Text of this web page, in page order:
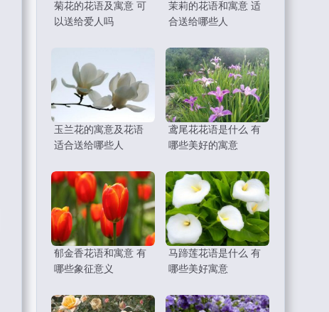
菊花的花语及寓意 可
以送给爱人吗
茉莉的花语和寓意 适
合送给哪些人
玉兰花的寓意及花语
适合送给哪些人
鸢尾花花语是什么 有
哪些美好的寓意
郁金香花语和寓意 有
哪些象征意义
马蹄莲花语是什么 有
哪些美好寓意